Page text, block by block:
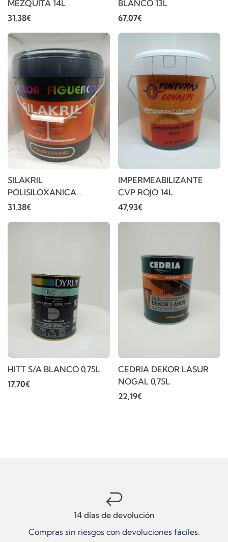
MEZQUITA 14L
31,38€
BLANCO 13L
67,07€
SILAKRIL
POLISILOXANICA
BLANCO 15L
31,38€
IMPERMEABILIZANTE
CVP ROJO 14L
47,93€
HITT S/A BLANCO 0,75L
17,70€
CEDRIA DEKOR LASUR
NOGAL 0,75L
22,19€
14 días de devolución
Compras sin riesgos con devoluciones fáciles.